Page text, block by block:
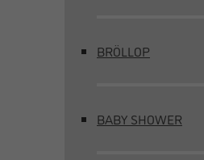
BRÖLLOP
BABY SHOWER